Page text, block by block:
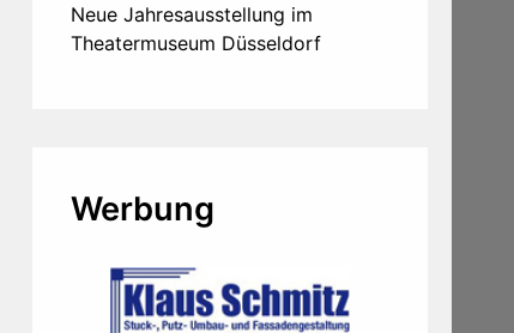
Neue Jahresausstellung im
Theatermuseum Düsseldorf
Werbung